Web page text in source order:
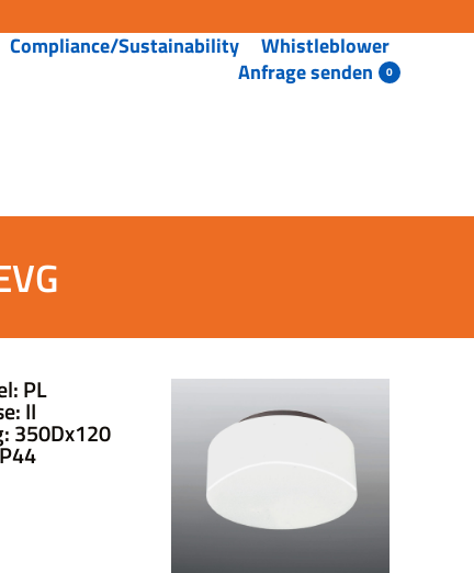
Compliance/Sustainability
Whistleblower
Anfrage senden
PL
II
350Dx120